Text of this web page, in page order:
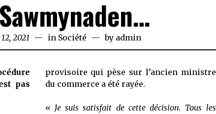
2021 May
12,
in Société by admin
pas
provisoire qui pèse sur l’ancien ministre
du commerce a été rayée.
« Je suis satisfait de cette décision. Tous les